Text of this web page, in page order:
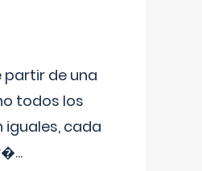
partir de una
todos los
iguales, cada
...